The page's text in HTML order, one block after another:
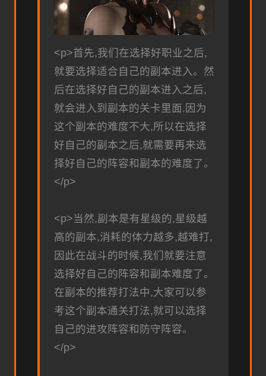
<p>首先,我们在选择好职业之后,
就要选择适合自己的副本进入。然
后在选择好自己的副本进入之后,
就会进入到副本的关卡里面,因为
这个副本的难度不大,所以在选择
好自己的副本之后,就需要再来选
择好自己的阵容和副本的难度了。
</p>
<p>当然,副本是有星级的,星级越
高的副本,消耗的体力越多,越难打,
因此在战斗的时候,我们就要注意
选择好自己的阵容和副本难度了。
在副本的推荐打法中,大家可以参
考这个副本通关打法,就可以选择
自己的进攻阵容和防守阵容。
</p>